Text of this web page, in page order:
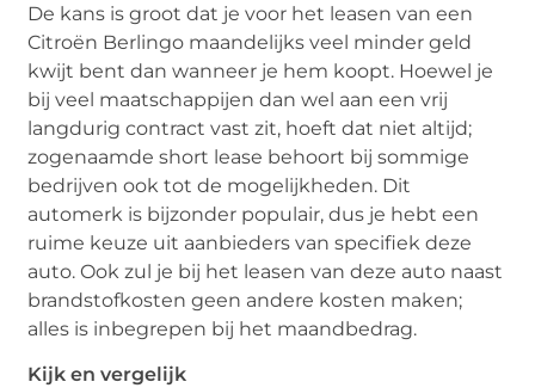
De kans is groot dat je voor het leasen van een
Citroën Berlingo maandelijks veel minder geld
kwijt bent dan wanneer je hem koopt. Hoewel je
bij veel maatschappijen dan wel aan een vrij
langdurig contract vast zit, hoeft dat niet altijd;
zogenaamde short lease behoort bij sommige
bedrijven ook tot de mogelijkheden. Dit
automerk is bijzonder populair, dus je hebt een
ruime keuze uit aanbieders van specifiek deze
auto. Ook zul je bij het leasen van deze auto naast
brandstofkosten geen andere kosten maken;
alles is inbegrepen bij het maandbedrag.
Kijk en vergelijk